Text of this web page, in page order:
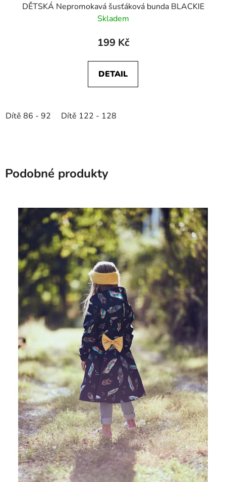
DĚTSKÁ Nepromokavá šusťáková bunda BLACKIE
Skladem
199 Kč
DETAIL
Dítě 86 - 92 Dítě 122 - 128
Podobné produkty